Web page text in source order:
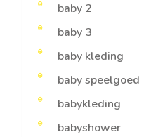
baby 2
baby 3
baby kleding
baby speelgoed
babykleding
babyshower